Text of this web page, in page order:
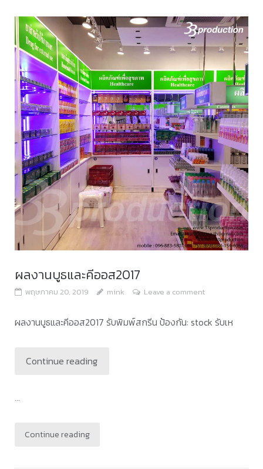
ผลงานบูธและคีออส2017
พฤษภาคม 20, 2019 mink Leave a comment
ผลงานบูธและคีออส2017 รับพิมพ์สกรีน ป้องกัน: stock รับเห
Continue reading
...
Continue reading